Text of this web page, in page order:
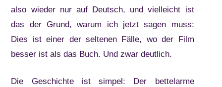
also wieder nur auf Deutsch, und vielleicht ist
das der Grund, warum ich jetzt sagen muss:
Dies ist einer der seltenen Fälle, wo der Film
besser ist als das Buch. Und zwar deutlich.
Die Geschichte ist simpel: Der bettelarme